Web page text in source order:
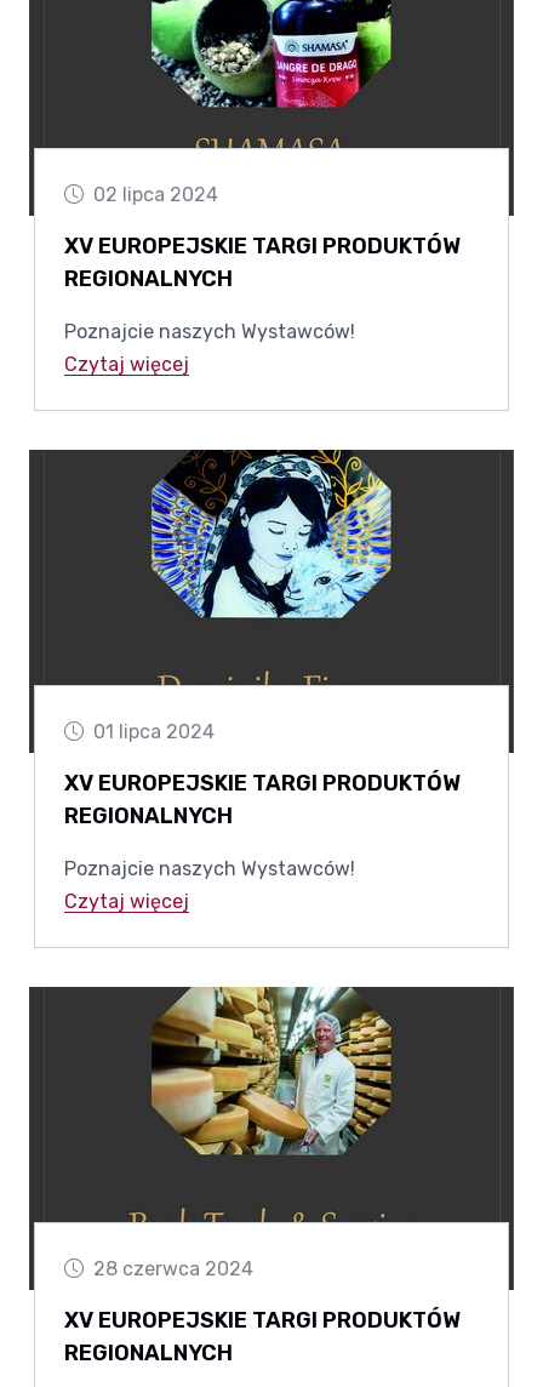
02 lipca 2024
XV EUROPEJSKIE TARGI PRODUKTÓW
REGIONALNYCH
Poznajcie naszych Wystawców!
Czytaj więcej
01 lipca 2024
XV EUROPEJSKIE TARGI PRODUKTÓW
REGIONALNYCH
Poznajcie naszych Wystawców!
Czytaj więcej
28 czerwca 2024
XV EUROPEJSKIE TARGI PRODUKTÓW
REGIONALNYCH